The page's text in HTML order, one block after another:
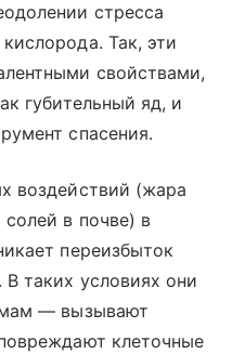
стресса
Так, эти
свойствами,
губительный яд, и
спасения.
воздействий (жара
в почве) в
переизбыток
таких условиях они
— вызывают
клеточные